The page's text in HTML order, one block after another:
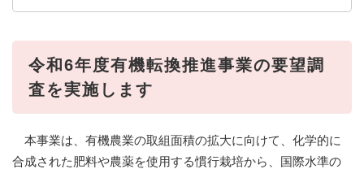
令和6年度有機転換推進事業の要望調
査を実施します
本事業は、有機農業の取組面積の拡大に向けて、化学的に
合成された肥料や農薬を使用する慣行栽培から、国際水準の